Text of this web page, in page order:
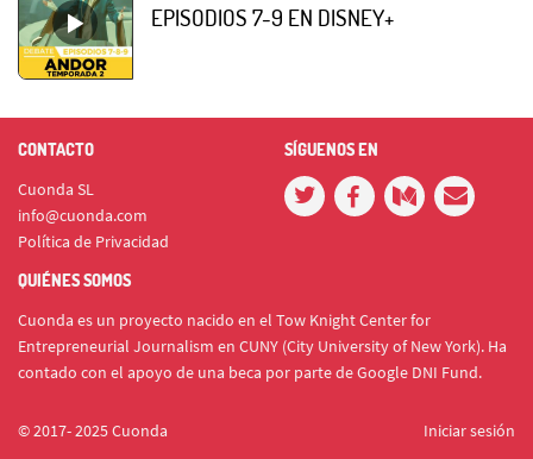
EPISODIOS 7-9 EN DISNEY+
CONTACTO
Cuonda SL
info@cuonda.com
Política de Privacidad
SÍGUENOS EN
QUIÉNES SOMOS
Cuonda es un proyecto nacido en el Tow Knight Center for
Entrepreneurial Journalism en CUNY (City University of New York). Ha
contado con el apoyo de una beca por parte de Google DNI Fund.
© 2017- 2025 Cuonda Iniciar sesión